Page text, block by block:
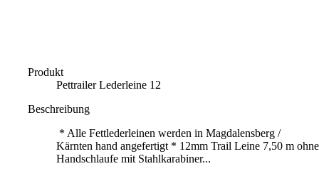
Produkt
Pettrailer Lederleine 12
Beschreibung
* Alle Fettlederleinen werden in Magdalensberg /
Kärnten hand angefertigt * 12mm Trail Leine 7,50 m ohne
Handschlaufe mit Stahlkarabiner...